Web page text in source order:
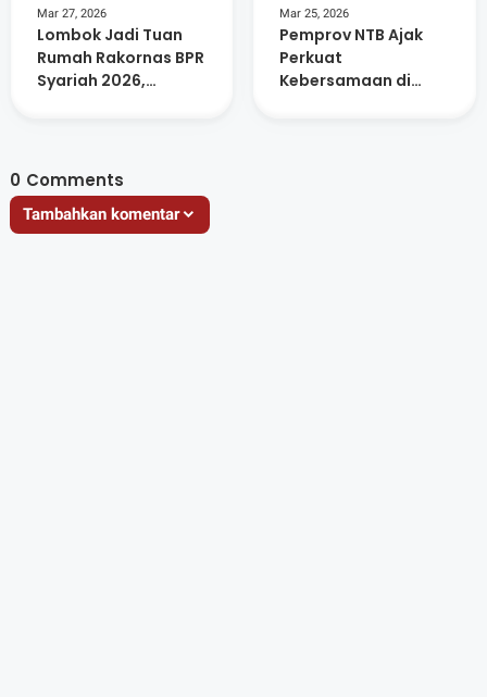
Mar 27, 2026
Lombok Jadi Tuan
Rumah Rakornas BPR
Syariah 2026,
Mar 25, 2026
Pemprov NTB Ajak
Perkuat
Kebersamaan di
0 Comments
Tambahkan komentar